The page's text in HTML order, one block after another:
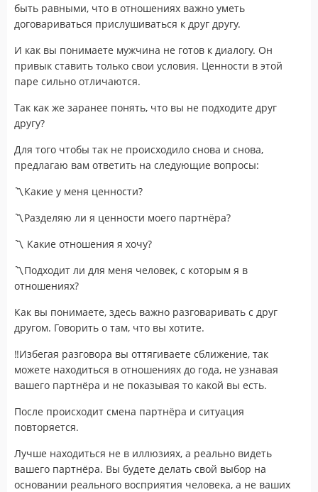
быть равными, что в отношениях важно уметь
договариваться прислушиваться к друг другу.
И как вы понимаете мужчина не готов к диалогу. Он
привык ставить только свои условия. Ценности в этой
паре сильно отличаются.
Так как же заранее понять, что вы не подходите друг
другу?
Для того чтобы так не происходило снова и снова,
предлагаю вам ответить на следующие вопросы:
〽️Какие у меня ценности?
〽️Разделяю ли я ценности моего партнёра?
〽️ Какие отношения я хочу?
〽️Подходит ли для меня человек, с которым я в
отношениях?
Как вы понимаете, здесь важно разговаривать с друг
другом. Говорить о там, что вы хотите.
‼️Избегая разговора вы оттягиваете сближение, так
можете находиться в отношениях до года, не узнавая
вашего партнёра и не показывая то какой вы есть.
После происходит смена партнёра и ситуация
повторяется.
Лучше находиться не в иллюзиях, а реально видеть
вашего партнёра. Вы будете делать свой выбор на
основании реального восприятия человека, а не ваших